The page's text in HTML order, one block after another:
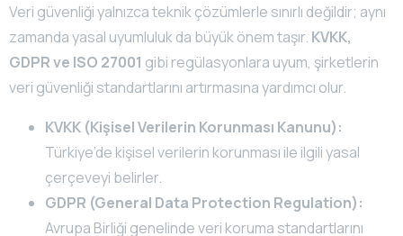
Veri güvenliği yalnızca teknik çözümlerle sınırlı değildir; aynı
zamanda yasal uyumluluk da büyük önem taşır. KVKK,
GDPR ve ISO 27001 gibi regülasyonlara uyum, şirketlerin
veri güvenliği standartlarını artırmasına yardımcı olur.
KVKK (Kişisel Verilerin Korunması Kanunu):
Türkiye’de kişisel verilerin korunması ile ilgili yasal
çerçeveyi belirler.
GDPR (General Data Protection Regulation):
Avrupa Birliği genelinde veri koruma standartlarını